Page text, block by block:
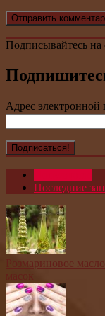
Подписывайтесь на
Адрес электронной
Последние
Розмариновое
масок